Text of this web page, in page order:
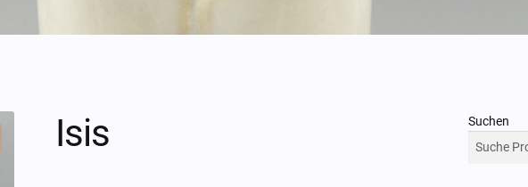
Isis Suchen